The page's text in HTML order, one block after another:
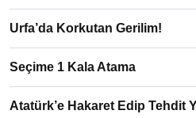
Urfa’da Korkutan Gerilim!
Seçime 1 Kala Atama
Atatürk’e Hakaret Edip Tehdit